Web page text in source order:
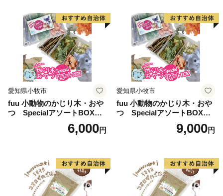
愛知県小牧市
fuu 小動物のかじり木・おや
つ SpecialアソートBOX（1
6,000円
愛知県小牧市
fuu 小動物のかじり木・おや
つ SpecialアソートBOX（2
9,000円